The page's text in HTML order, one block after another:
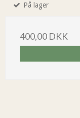
På lager
400,00 DKK